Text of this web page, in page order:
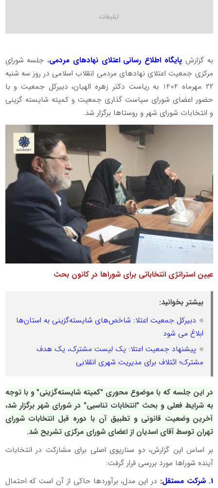
به گزارشپایگاه اطلاع رسانی اعتلای نهادهای مردمی، جلسه شورای
مرکزی جمعیت اعتلای نهادهای مردمی انقلاب اسلامی در روز سه شنبه
۲۲ مهرماه 1404 به ریاست دکتر زهره الهیان، دبیرکل جمعیت و با
حضور اعضای شورای سیاست گذاری جمعیت و کمیته شایسته گزینی
و انتخابات شورای شهر و روستاها برگزار شد.
عیین استراتژی انتخاباتی برای شوراها در کانون بحث
بیشتر بخوانید:
دبیرکل جمعیت اعتلا: شاخص‌های شایسته‌گزینی به استان‌ها
ابلاغ می شود
پیشنهاد جمعیت اعتلا: یک لیست مشترک، یک هدف
مشترک؛ ائتلاف برای مدیریت شهری انقلابی
در این جلسه که با موضوع محوری "کمیته شایسته‌گزینی" و با توجه
به شرایط فعلی و بحث "انتخابات تناسبی" در شورای شهر برگزار شد،
آخرین وضعیت قانونی و تطبیق آن با دوره قبل انتخابات شورای
تهران توسط آقای اسدیان از اعضای شورای مرکزی تشریح شد.
بر اساس این گزارش، دو سناریوی اصلی برای مشارکت در انتخابات
آینده شوراها مورد بررسی قرار گرفت:
1. شرکت مستقل:
در این مدل، برآوردها حاکی از آن است که احتمال